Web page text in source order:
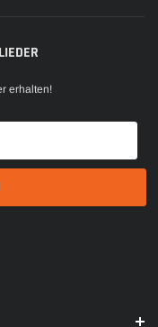
erhalten!